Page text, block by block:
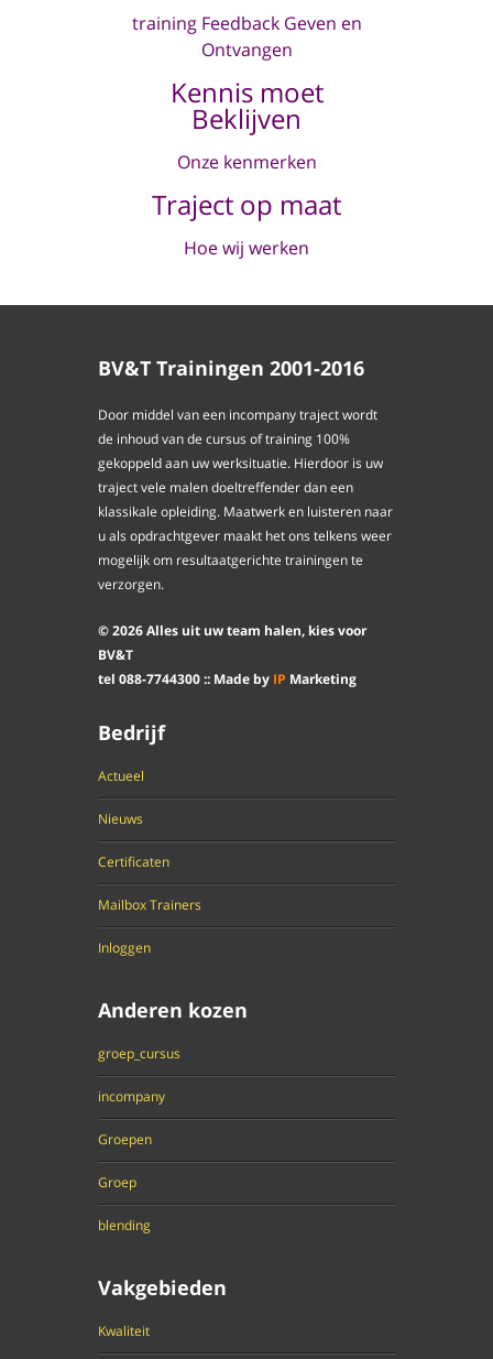
training Feedback Geven en
Ontvangen
Kennis moet
Beklijven
Onze kenmerken
Traject op maat
Hoe wij werken
BV&T Trainingen 2001-2016
Door middel van een incompany traject wordt
de inhoud van de cursus of training 100%
gekoppeld aan uw werksituatie. Hierdoor is uw
traject vele malen doeltreffender dan een
klassikale opleiding. Maatwerk en luisteren naar
u als opdrachtgever maakt het ons telkens weer
mogelijk om resultaatgerichte trainingen te
verzorgen.
©2026Alles uit uw team halen, kies voor
BV&T
tel 088-7744300:: Made by IP Marketing
Bedrijf
Actueel
Nieuws
Certificaten
Mailbox Trainers
Inloggen
Anderen kozen
groep_cursus
incompany
Groepen
Groep
blending
Vakgebieden
Kwaliteit